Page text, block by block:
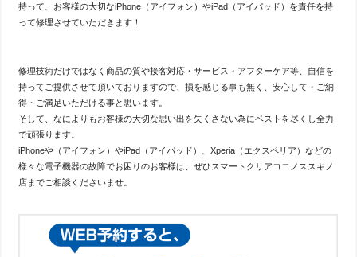
持って、お客様の大切なiPhone（アイフォン）やiPad（アイパッド）を責任を持
って修理させていただきます！
修理技術だけではなく商品の質や接客対応・サービス・アフターケア等、自信を
持ってご提供させて頂いておりますので、損を感じる事も無く、安心して・ご納
得・ご満足いただける事と思います。
そして、なによりもお客様の大切な思い出を失くさない為にベストを尽くし全力
で頑張ります。
iPhoneや（アイフォン）やiPad（アイパッド）、Xperia（エクスペリア）などの
様々な電子機器の故障でお困りのお客様は、ぜひスマートクリアココノススキノ
店までご相談くださいませ。